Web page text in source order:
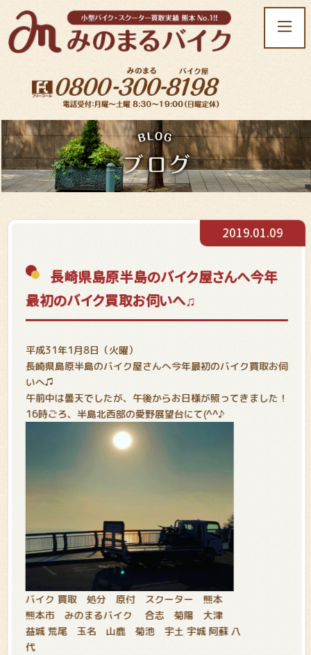
t
o
n
a
v
i
g
t
o
長崎県島原半島のバイク屋さんへ今年
最初のバイク買取お伺いへ♫
2019.01.09
平成31年1月8日（火曜）
長崎県島原半島のバイク屋さんへ今年最初のバイク買取お伺
いへ♫
午前中は曇天でしたが、午後からお日様が照ってきました！
16時ごろ、半島北西部の愛野展望台にて(^^♪
バイク 買取 処分 原付 スクーター 熊本
熊本市 みのまるバイク 合志 菊陽 大津
益城 荒尾 玉名 山鹿 菊池 宇土 宇城 阿蘇 八
代